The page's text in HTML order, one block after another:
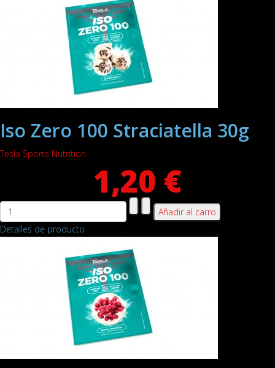
Iso Zero 100 Straciatella 30g
Tesla Sports Nutrition
1,20 €
Detalles de producto